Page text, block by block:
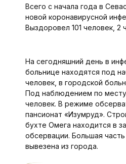
Всего с начала года в
новой коронавирусной
Выздоровел 101 человек, 2
На сегодняшний день в
больнице находятся под
человек, в городской
Под наблюдением по
человек. В режиме
пансионат «Изумруд».
бухте Омега находится в
обсервации. Большая
вывезена из города.